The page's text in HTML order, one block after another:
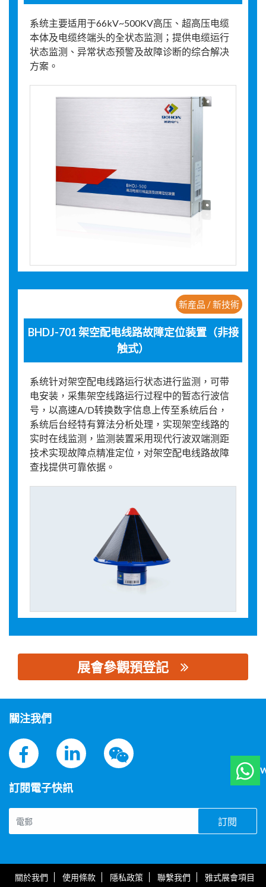
系统主要适用于66kV~500KV高压、超高压电缆
本体及电缆终端头的全状态监测；提供电缆运行
状态监测、异常状态预警及故障诊断的综合解决
方案。
新産品 / 新技術
BHDJ-701 架空配电线路故障定位装置（非接
触式）
系统针对架空配电线路运行状态进行监测，可带
电安装，采集架空线路运行过程中的暂态行波信
号，以高速A/D转换数字信息上传至系统后台，
系统后台经特有算法分析处理，实现架空线路的
实时在线监测，监测装置采用现代行波双端测距
技术实现故障点精准定位，对架空配电线路故障
查找提供可靠依据。
展會參觀預登記
關注我們
訂閱電子快訊
訂閱
關於我們 使用條款 隱私政策 聯繫我們 雅式展會項目